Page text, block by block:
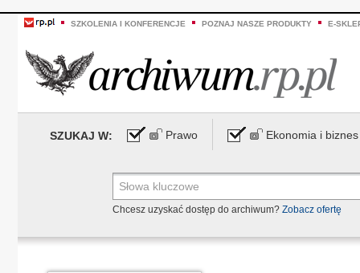
SZKOLENIA I KONFERENCJE POZNAJ NASZE PRODUKTY E-
SZUKAJ W: Prawo Ekonomia i biznes
Chcesz uzyskać dostęp do archiwum? Zobacz ofertę